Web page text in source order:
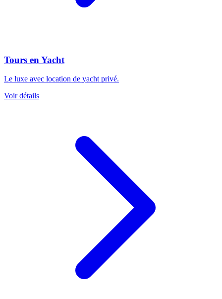
Tours en Yacht
Le luxe avec location de yacht privé.
Voir détails